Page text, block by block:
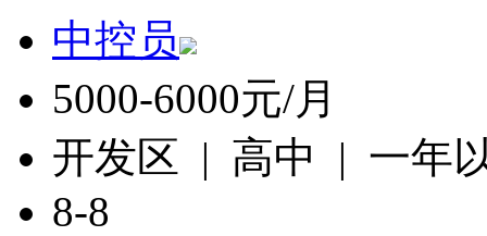
中控员
5000-6000元/月
开发区 | 高中 | 一年
8-8